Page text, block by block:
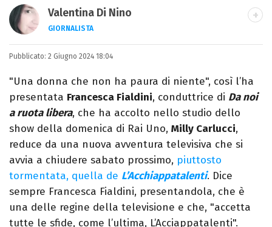
Valentina Di Nino
GIORNALISTA
LINKEDIN
INSTAGRAM FACEBOOK SITO
Romana, laurea in Scienze Politiche,
giornalista per caso. Ho scritto per
quotidiani, settimanali, siti e agenzie,
prevalentemente di cronaca e spettacoli.
Pubblicato: 2 Giugno 2024 18:04
"Una donna che non ha paura di niente", così l’ha
presentata Francesca Fialdini, conduttrice di Da noi
a ruota libera, che ha accolto nello studio dello
show della domenica di Rai Uno, Milly Carlucci,
reduce da una nuova avventura televisiva che si
avvia a chiudere sabato prossimo, piuttosto
tormentata, quella de L’Acchiappatalenti. Dice
sempre Francesca Fialdini, presentandola, che è
una delle regine della televisione e che, "accetta
tutte le sfide, come l’ultima, L’Acciappatalenti".